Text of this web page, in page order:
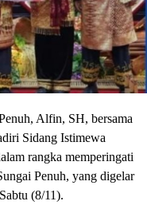
Alfin, SH, bersama
Sidang Istimewa
rangka memperingati
Penuh, yang digelar
(8/11).